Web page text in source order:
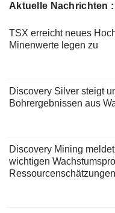
Aktuelle Nachrichten
TSX erreicht neues
Minenwerte legen zu
Discovery Silver steigt
Bohrergebnissen aus
Discovery Mining
wichtigen